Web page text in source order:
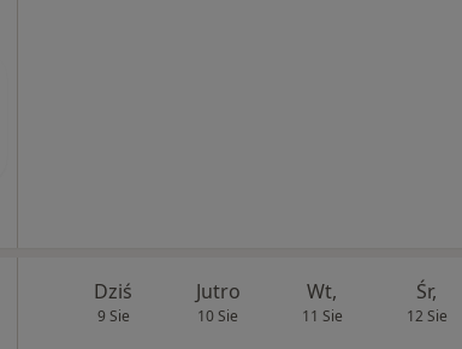
Dziś
9 Sie
Jutro
10 Sie
Wt,
11 Sie
Śr,
12 Sie